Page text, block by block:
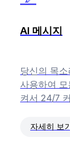
AI 메시지
당신의 목
사용하여
켜서 24/7
자세히 보